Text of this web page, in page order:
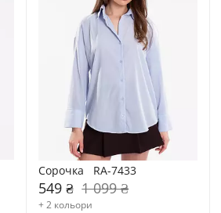
Сорочка   RA-7433
549 ₴ 1 099 ₴
+ 2 кольори